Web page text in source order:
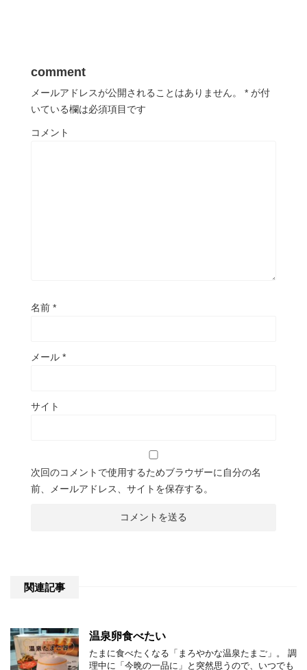
comment
メールアドレスが公開されることはありません。 * が付
いている欄は必須項目です
コメント
名前 *
メール *
サイト
次回のコメントで使用するためブラウザーに自分の名
前、メールアドレス、サイトを保存する。
関連記事
温泉卵食べたい
たまに食べたくなる「まろやかな温泉たまご」。 調
理中に「今晩の一品に」と突然思うので、いつでも